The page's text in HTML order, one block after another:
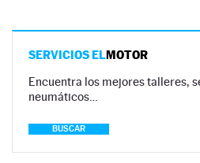
SERVICIOS ELMOTOR
Encuentra los mejores talleres,
neumáticos…
BUSCAR